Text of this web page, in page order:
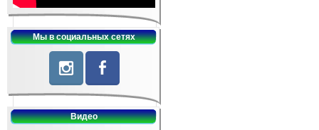
Мы в социальных сетях
Видео